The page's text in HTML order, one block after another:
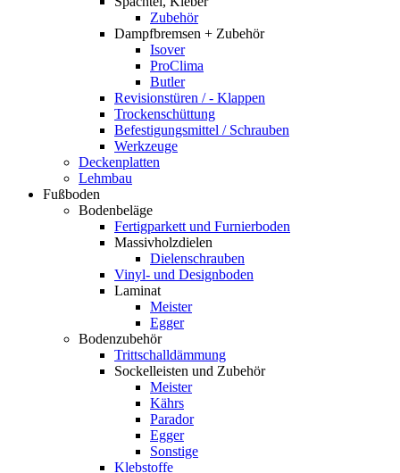
Zubehör
Dampfbremsen + Zubehör
Isover
ProClima
Butler
Revisionstüren / - Klappen
Trockenschüttung
Befestigungsmittel / Schrauben
Werkzeuge
Deckenplatten
Lehmbau
Fußboden
Bodenbeläge
Fertigparkett und Furnierboden
Massivholzdielen
Dielenschrauben
Vinyl- und Designboden
Laminat
Meister
Egger
Bodenzubehör
Trittschalldämmung
Sockelleisten und Zubehör
Meister
Kährs
Parador
Egger
Sonstige
Klebstoffe